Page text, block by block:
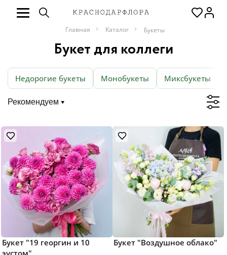
Главная Каталог Букеты
Букет для коллеги
Недорогие букеты Монобукеты Миксбукеты
Рекомендуем
Букет "19 георгин и 10
эустом"
Букет "Воздушное облако"